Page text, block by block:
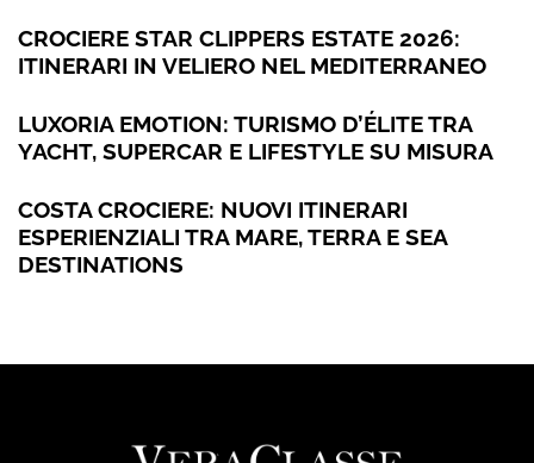
CROCIERE STAR CLIPPERS ESTATE 2026:
ITINERARI IN VELIERO NEL MEDITERRANEO
LUXORIA EMOTION: TURISMO D’ÉLITE TRA
YACHT, SUPERCAR E LIFESTYLE SU MISURA
COSTA CROCIERE: NUOVI ITINERARI
ESPERIENZIALI TRA MARE, TERRA E SEA
DESTINATIONS